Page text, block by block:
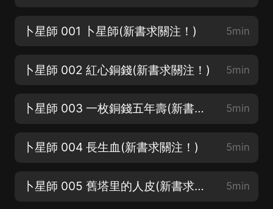
卜星師 001 卜星師(新書求關注！) 5min
卜星師 002 紅心銅錢(新書求關注！) 5min
卜星師 003 一枚銅錢五年壽(新書求關注！) 5min
卜星師 004 長生血(新書求關注！) 5min
卜星師 005 舊塔里的人皮(新書求關注！) 5min